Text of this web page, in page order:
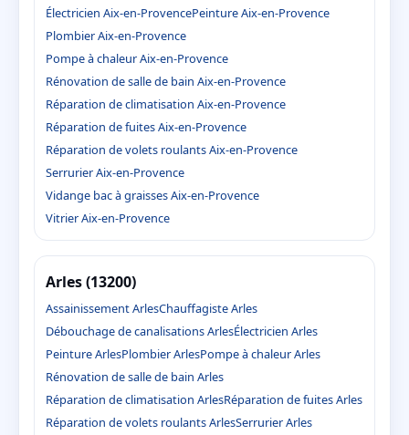
Électricien Aix-en-ProvencePeinture Aix-en-Provence
Plombier Aix-en-Provence
Pompe à chaleur Aix-en-Provence
Rénovation de salle de bain Aix-en-Provence
Réparation de climatisation Aix-en-Provence
Réparation de fuites Aix-en-Provence
Réparation de volets roulants Aix-en-Provence
Serrurier Aix-en-Provence
Vidange bac à graisses Aix-en-Provence
Vitrier Aix-en-Provence
Arles (13200)
Assainissement ArlesChauffagiste Arles
Débouchage de canalisations ArlesÉlectricien Arles
Peinture ArlesPlombier ArlesPompe à chaleur Arles
Rénovation de salle de bain Arles
Réparation de climatisation ArlesRéparation de fuites Arles
Réparation de volets roulants ArlesSerrurier Arles